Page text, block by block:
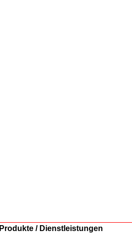
Produkte / Dienstleistungen